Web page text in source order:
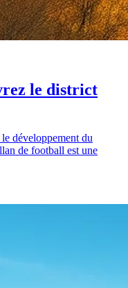
le district
développement du
de football est une